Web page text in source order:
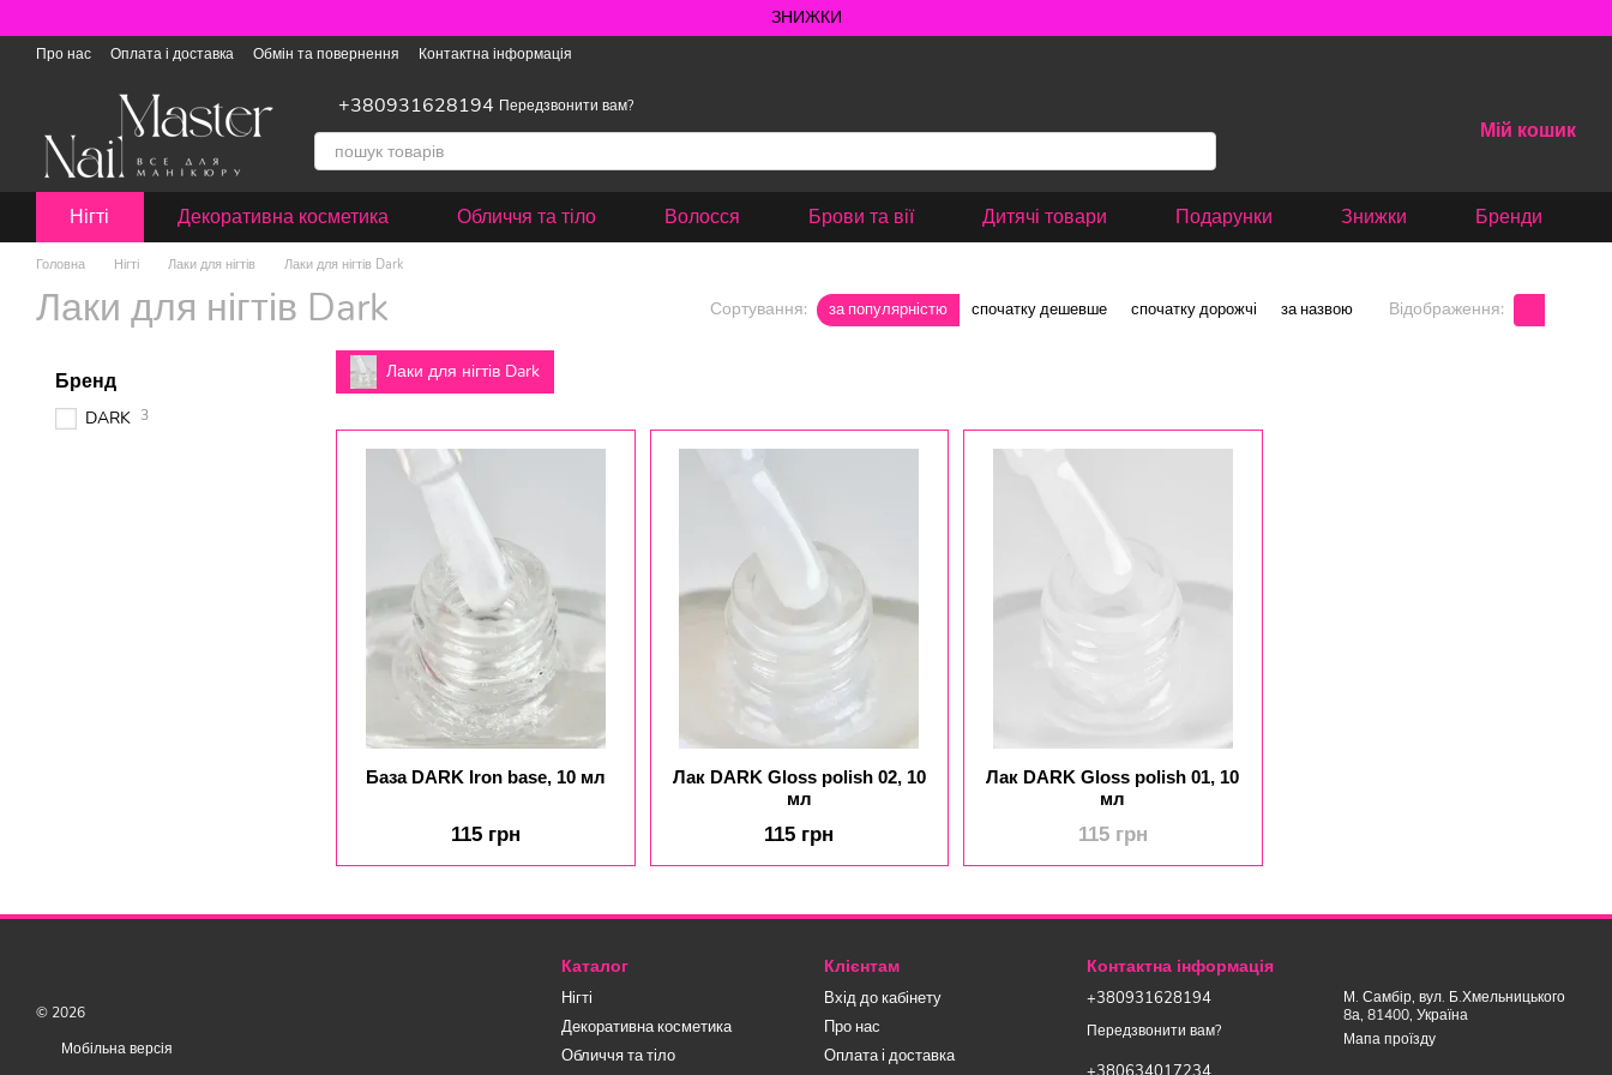
ЗНИЖКИ
Про нас Оплата і доставка Обмін та повернення Контактна інформація
+380931628194 Передзвонити вам?
Мій кошик
Нігті Декоративна косметика Обличчя та тіло Волосся Брови та вії Дитячі товари Подарунки Знижки Бренди
Головна Нігті Лаки для нігтів Лаки для нігтів Dark
Лаки для нігтів Dark Сортування: за популярністю спочатку дешевше спочатку дорожчі за назвою Відображення:
Лаки для нігтів Dark
База DARK Iron base, 10 мл
115 грн
Лак DARK Gloss polish 02, 10
мл
115 грн
Лак DARK Gloss polish 01, 10
мл
115 грн
Бренд
DARK 3
© 2026
Мобільна версія
Каталог
Нігті
Декоративна косметика
Обличчя та тіло
Клієнтам
Вхід до кабінету
Про нас
Оплата і доставка
Контактна інформація
+380931628194
Передзвонити вам?
М. Самбір, вул. Б.Хмельницького
8а, 81400, Україна
Мапа проїзду